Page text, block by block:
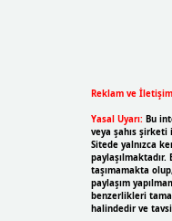
Reklam ve
Yasal Uyarı: Bu
veya şahıs şirketi
Sitede yalnızca
taşımamakta
paylaşım
benzerlikleri
halindedir ve